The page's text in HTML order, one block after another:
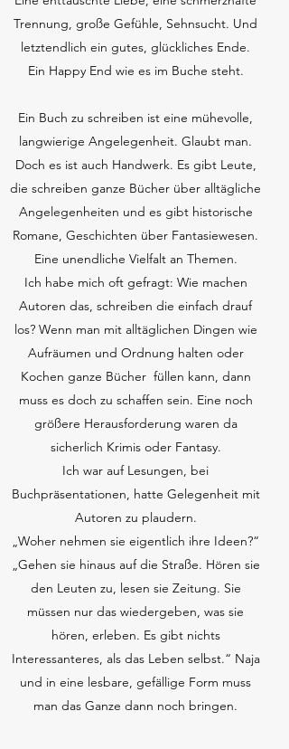
Trennung, große Gefühle, Sehnsucht. Und
letztendlich ein gutes, glückliches Ende.
Ein Happy End wie es im Buche steht.
Ein Buch zu schreiben ist eine mühevolle,
langwierige Angelegenheit. Glaubt man.
Doch es ist auch Handwerk. Es gibt Leute,
die schreiben ganze Bücher über alltägliche
Angelegenheiten und es gibt historische
Romane, Geschichten über Fantasiewesen.
Eine unendliche Vielfalt an Themen.
Ich habe mich oft gefragt: Wie machen
Autoren das, schreiben die einfach drauf
los? Wenn man mit alltäglichen Dingen wie
Aufräumen und Ordnung halten oder
Kochen ganze Bücher füllen kann, dann
muss es doch zu schaffen sein. Eine noch
größere Herausforderung waren da
sicherlich Krimis oder Fantasy.
Ich war auf Lesungen, bei
Buchpräsentationen, hatte Gelegenheit mit
Autoren zu plaudern.
„Woher nehmen sie eigentlich ihre Ideen?“
„Gehen sie hinaus auf die Straße. Hören sie
den Leuten zu, lesen sie Zeitung. Sie
müssen nur das wiedergeben, was sie
hören, erleben. Es gibt nichts
Interessanteres, als das Leben selbst.“ Naja
und in eine lesbare, gefällige Form muss
man das Ganze dann noch bringen.